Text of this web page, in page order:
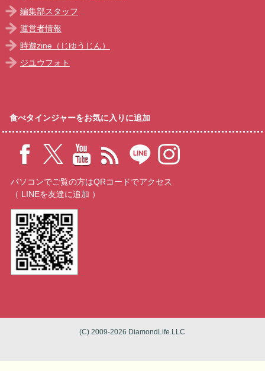
編集部スタッフ
運営者情報
時遊zine（じゆうじん）
ジユウフォト
食べタインジャーをお気に入りに追加
パソコンでご覧の方はQRコードでアクセス
（ LINEを友達に追加 ）
(C) 2009-2026 DiamondLife.LLC